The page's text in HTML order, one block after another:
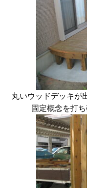
丸いウッドデッキが
固定概念を打